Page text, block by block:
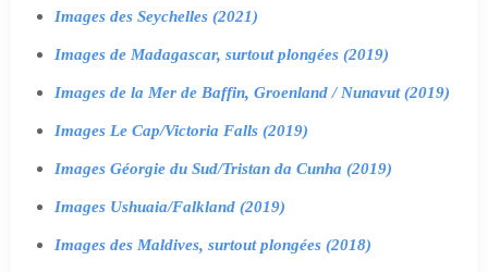
Images des Seychelles (2021)
Images de Madagascar, surtout plongées (2019)
Images de la Mer de Baffin, Groenland / Nunavut (2019)
Images Le Cap/Victoria Falls (2019)
Images Géorgie du Sud/Tristan da Cunha (2019)
Images Ushuaia/Falkland (2019)
Images des Maldives, surtout plongées (2018)